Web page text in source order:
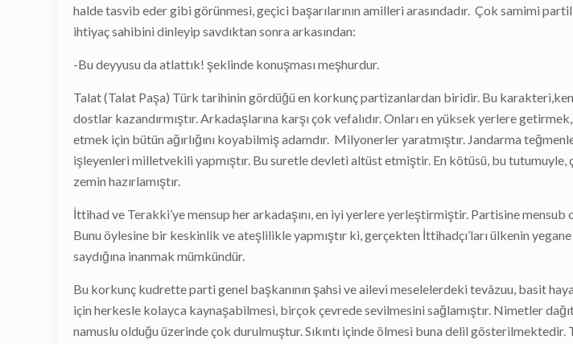
halde tasvib eder gibi görünmesi, geçici başarılarının amilleri arasındadır. Çok samimi
ihtiyaç sahibini dinleyip savdıktan sonra arkasından:
-Bu deyyusu da atlattık! şeklinde konuşması meşhurdur.
Talat (Talat Paşa) Türk tarihinin gördüğü en korkunç partizanlardan biridir. Bu
dostlar kazandırmıştır. Arkadaşlarına karşı çok vefalıdır. Onları en yüksek yerlere
etmek için bütün ağırlığını koyabilmiş adamdır. Milyonerler yaratmıştır. Jandarma
işleyenleri milletvekili yapmıştır. Bu suretle devleti altüst etmiştir. En kötüsü, bu
zemin hazırlamıştır.
İttihad ve Terakki’ye mensup her arkadaşını, en iyi yerlere yerleştirmiştir. Partisine mensub
Bunu öylesine bir keskinlik ve ateşlilikle yapmıştır ki, gerçekten İttihadçı’ları ülkenin
saydığına inanmak mümkündür.
Bu korkunç kudrette parti genel başkanının şahsi ve ailevi meselelerdeki tevâzuu, basit
için herkesle kolayca kaynaşabilmesi, birçok çevrede sevilmesini sağlamıştır. Nimetler
namuslu olduğu üzerinde çok durulmuştur. Sıkıntı içinde ölmesi buna delil gösterilmektedir.